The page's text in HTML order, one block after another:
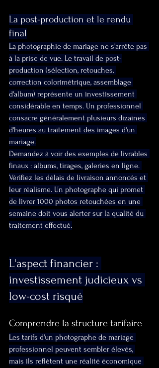
La post-production et le rendu
final
La photographie de mariage ne s'arrête pas
à la prise de vue. Le travail de post-
production (sélection, retouches,
correction colorimétrique, assemblage
d'album) représente un investissement
considérable en temps. Un professionnel
consacre généralement plusieurs dizaines
d'heures au traitement des images d'un
mariage.
Demandez à voir des exemples de livrables
finaux : albums, tirages, galeries en ligne.
Vérifiez les délais de livraison annoncés et
leur réalisme. Un photographe qui promet
de livrer 1000 photos retouchées en une
semaine doit vous alerter sur la qualité du
traitement effectué.
L'aspect financier :
investissement judicieux vs
low-cost risqué
Comprendre la structure tarifaire
Les tarifs d'un photographe de mariage
professionnel peuvent sembler élevés,
mais ils reflètent une réalité économique